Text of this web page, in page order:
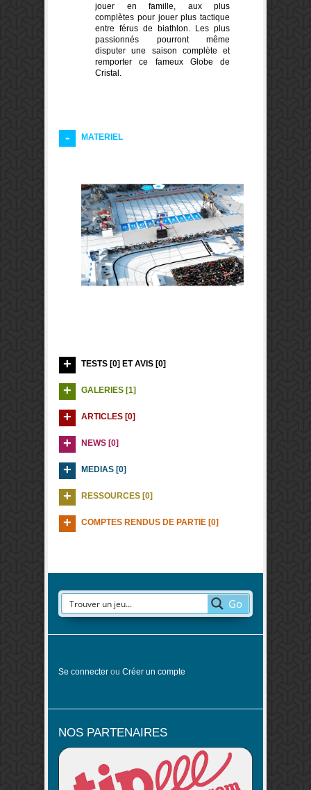
jouer en famille, aux plus
complètes pour jouer plus tactique
entre férus de biathlon. Les plus
passionnés pourront même
disputer une saison complète et
remporter ce fameux Globe de
Cristal.
MATERIEL
TESTS [0] ET AVIS [0]
GALERIES [1]
ARTICLES [0]
NEWS [0]
MEDIAS [0]
RESSOURCES [0]
COMPTES RENDUS DE PARTIE [0]
Go
Se connecter ou Créer un compte
NOS PARTENAIRES